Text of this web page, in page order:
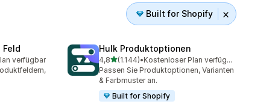
Built for Shopify
Feld
verfügbar
Hulk Produktoptionen
4,8von 5 Sternen
(1.144)
1144 Rezensionen insgesamt
•
Kostenloser Plan verfügbar
Passen Sie Produkt­optionen, Varianten
& Farbmuster an.
Built for Shopify